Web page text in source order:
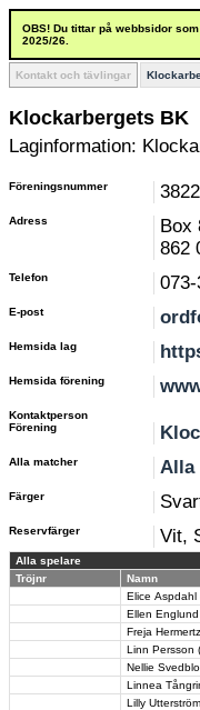
OBS! Du tittar på webbsidor
2025/26.
Kontakt och tävlingar
Klockarbergets BK
Laginformation:
Föreningsnummer
Adress
Box
862
Telefon 073-
E-post
Hemsida lag
Hemsida förening
Kontaktperson
Förening
Alla matcher Alla
Färger
Reservfärger Vit,
Alla spelare
Tröjnr
Namn
Elice Aspdahl
Ellen
Freja
Linn Persson
Nellie
Linnea
Lilly